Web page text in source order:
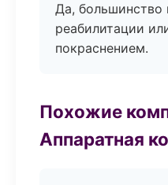
Да, большинство
реабилитации
покраснением.
Похожие
Аппаратная